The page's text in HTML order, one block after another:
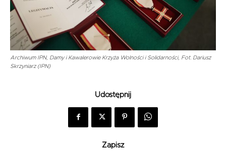
Archiwum IPN, Damy i Kawalerowie Krzyża Wolności i Solidarności, Fot. Dariusz
Skrzyniarz (IPN)
Udostępnij
Zapisz